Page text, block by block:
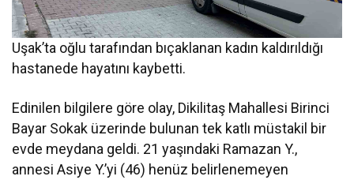
Uşak’ta oğlu tarafından bıçaklanan kadın kaldırıldığı
hastanede hayatını kaybetti.
Edinilen bilgilere göre olay, Dikilitaş Mahallesi Birinci
Bayar Sokak üzerinde bulunan tek katlı müstakil bir
evde meydana geldi. 21 yaşındaki Ramazan Y.,
annesi Asiye Y.’yi (46) henüz belirlenemeyen